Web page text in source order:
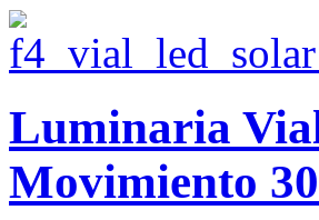
Luminaria
Movimiento